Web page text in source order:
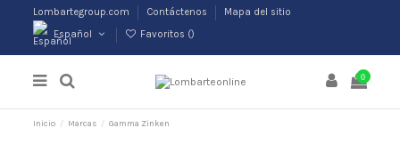
Lombartegroup.com Contáctenos
Mapa del sitio
Español
Favoritos ()
0
Inicio Marcas Gamma Zinken